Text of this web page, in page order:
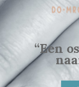
“Een